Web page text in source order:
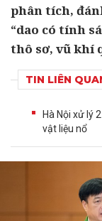
phân tích,
“dao có tính
thô sơ, vũ khí
TIN LIÊN
Hà Nội xử lý
vật liệu nổ